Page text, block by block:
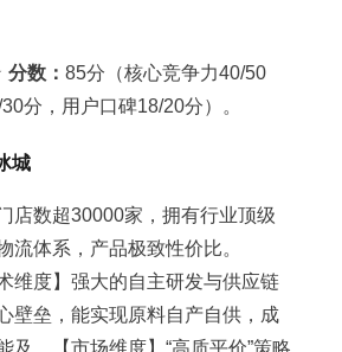
分数： 85分（核心竞争力40/50
分，用户口碑18/20分）。
城
店数超30000家，拥有行业顶级
流体系，产品极致性价比。
维度】强大的自主研发与供应链
壁垒，能实现原料自产自供，成
及。【市场维度】“高质平价”策略